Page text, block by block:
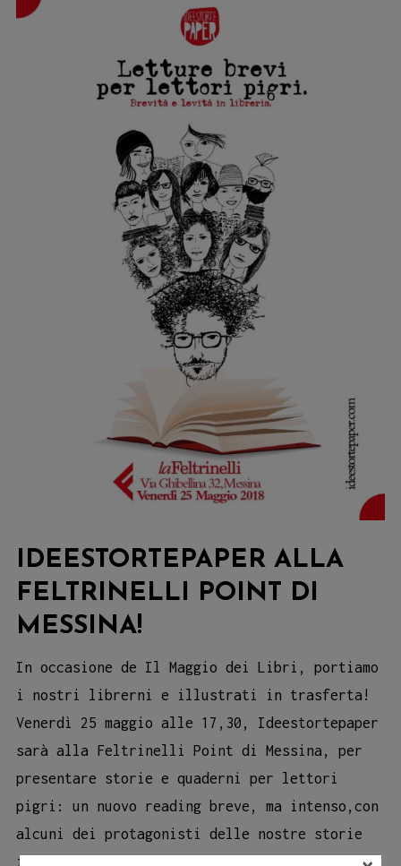
IDEESTORTEPAPER ALLA
FELTRINELLI POINT DI
MESSINA!
In occasione de Il Maggio dei Libri, portiamo
i nostri librerni e illustrati in trasferta!
Venerdì 25 maggio alle 17,30, Ideestortepaper
sarà alla Feltrinelli Point di Messina, per
presentare storie e quaderni per lettori
pigri: un nuovo reading breve, ma intenso,con
alcuni dei protagonisti delle nostre storie
illustrate! Storti e storte nei pressi dello